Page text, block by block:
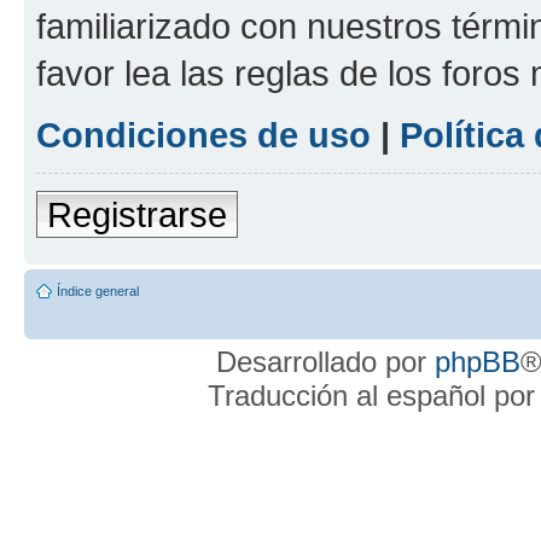
familiarizado con nuestros
favor lea las reglas de los foros
Condiciones de uso | Política
Registrarse
Índice general
Desarrollado por phpBB
Traducción al español